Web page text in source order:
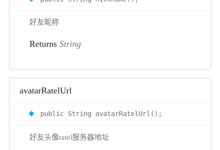
好友昵称
Returns String
avatarRatelUrl
public String avatarRatelUrl();
好友头像ratel服务器地址